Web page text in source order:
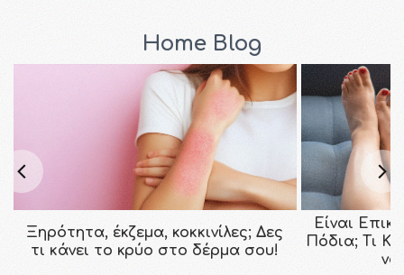
Home Blog
Ξηρότητα, έκζεμα, κοκκινίλες; Δες
τι κάνει το κρύο στο δέρμα σου!
Είναι
Πόδια; Τι
να